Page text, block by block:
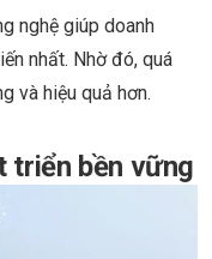
nghệ giúp doanh
nhất. Nhờ đó, quá
và hiệu quả hơn.
triển bền vững